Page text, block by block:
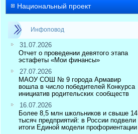
Национальный проект
Инфоповод
31.07.2026
Отчет о проведении девятого этапа
эстафеты «Мои финансы»
27.07.2026
МАОУ СОШ № 9 города Армавир
вошла в число победителей Конкурса
инициатив родительских сообществ
16.07.2026
Более 8,5 млн школьников и свыше 14
тысяч предприятий: в России подвели
итоги Единой модели профориентации